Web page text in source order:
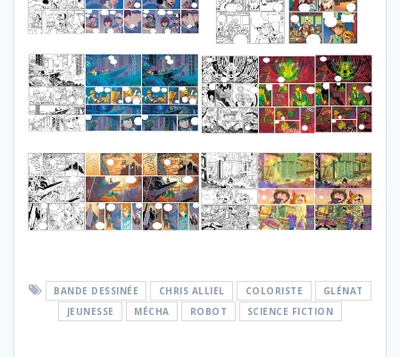
BANDE DESSINÉE CHRIS ALLIEL COLORISTE
GLÉNAT
JEUNESSE
MÉCHA ROBOT SCIENCE FICTION